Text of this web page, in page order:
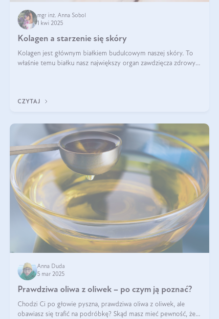
mgr inż. Anna Sobol
1 kwi 2025
Kolagen a starzenie się skóry
Kolagen jest głównym białkiem budulcowym naszej skóry. To
właśnie temu białku nasz największy organ zawdzięcza zdrowy
CZYTAJ
Anna Duda
5 mar 2025
Prawdziwa oliwa z oliwek – po czym ją poznać?
Chodzi Ci po głowie pyszna, prawdziwa oliwa z oliwek, ale
obawiasz się trafić na podróbkę? Skąd masz mieć pewność, że